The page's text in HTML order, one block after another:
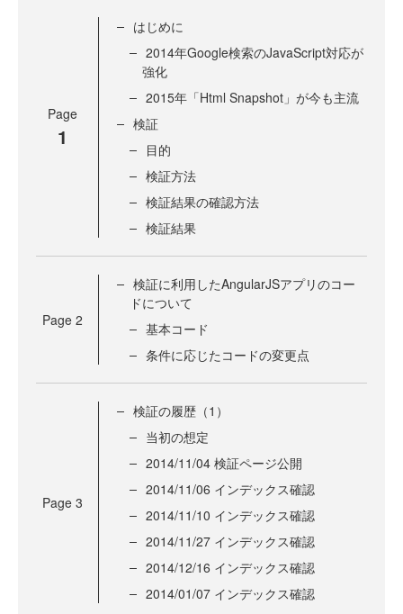
Page
1
はじめに
2014年Google検索のJavaScript対応が
強化
2015年「Html Snapshot」が今も主流
検証
目的
検証方法
検証結果の確認方法
検証結果
Page 2
検証に利用したAngularJSアプリのコー
ドについて
基本コード
条件に応じたコードの変更点
Page 3
検証の履歴（1）
当初の想定
2014/11/04 検証ページ公開
2014/11/06 インデックス確認
2014/11/10 インデックス確認
2014/11/27 インデックス確認
2014/12/16 インデックス確認
2014/01/07 インデックス確認